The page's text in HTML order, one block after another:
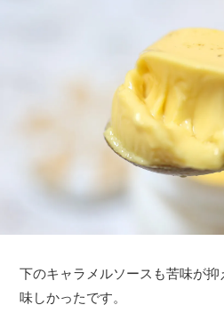
下のキャラメルソースも苦味が
味しかったです。